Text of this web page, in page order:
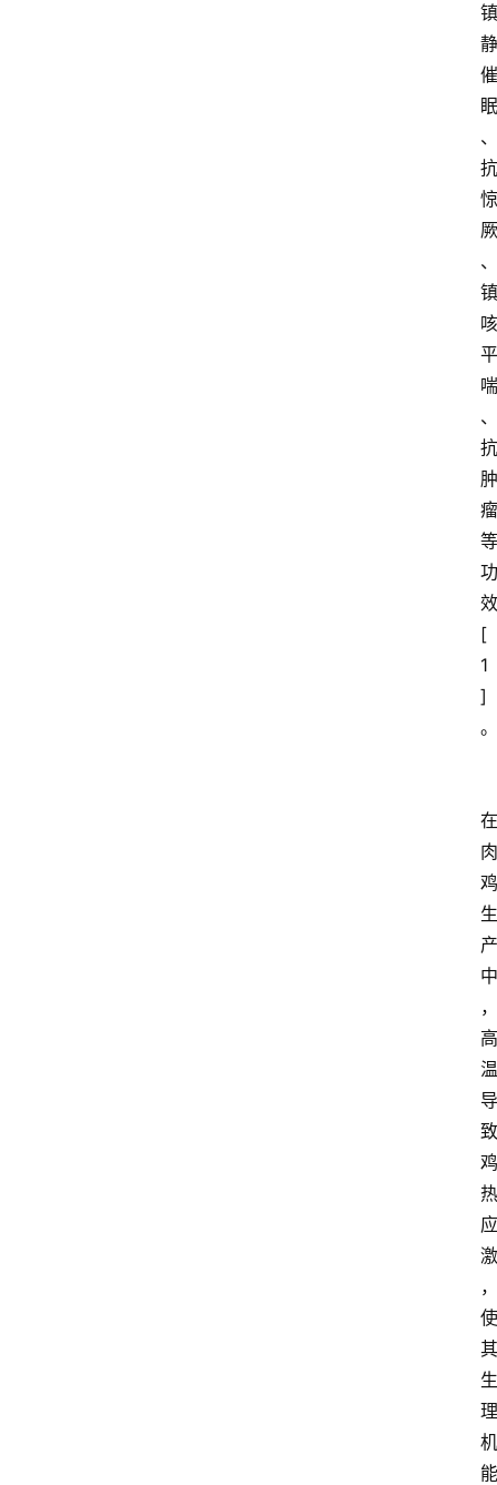
镇
静
催
眠
、
抗
惊
厥
、
镇
咳
平
喘
、
抗
肿
瘤
等
功
效
[
1
]
。
在
肉
鸡
生
产
中
，
高
温
导
致
鸡
热
应
激
，
使
其
生
理
机
能